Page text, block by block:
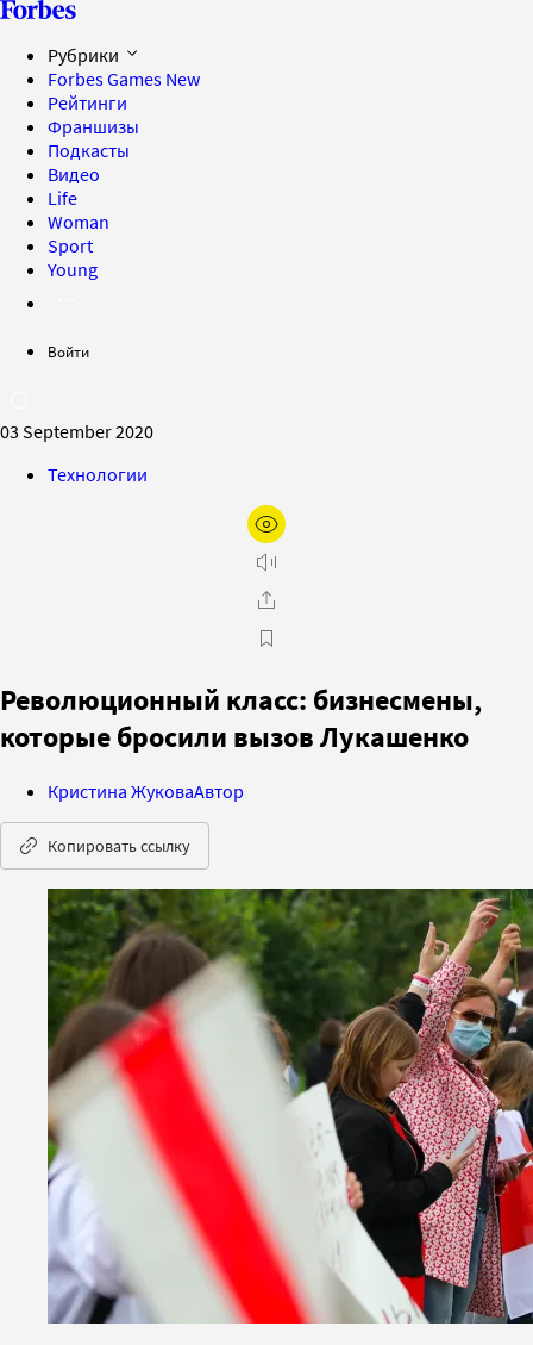
Рубрики
Forbes Games New
Рейтинги
Франшизы
Подкасты
Видео
Life
Woman
Sport
Young
Войти
03 September 2020
Технологии
Революционный класс: бизнесмены,
которые бросили вызов Лукашенко
Кристина ЖуковаАвтор
Копировать ссылку